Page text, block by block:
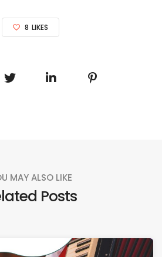
8 LIKES
MAY ALSO LIKE
Posts